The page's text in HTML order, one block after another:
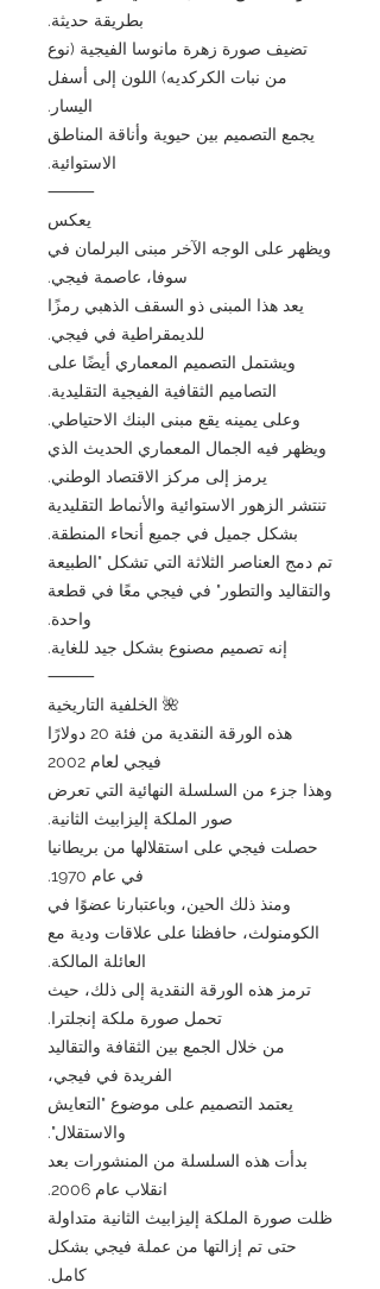
بطريقة حديثة.
تضيف صورة زهرة مانوسا الفيجية (نوع
من نبات الكركديه) اللون إلى أسفل
اليسار.
يجمع التصميم بين حيوية وأناقة المناطق
الاستوائية.
⸻
يعكس
ويظهر على الوجه الآخر مبنى البرلمان في
سوفا، عاصمة فيجي.
يعد هذا المبنى ذو السقف الذهبي رمزًا
للديمقراطية في فيجي.
ويشتمل التصميم المعماري أيضًا على
التصاميم الثقافية الفيجية التقليدية.
وعلى يمينه يقع مبنى البنك الاحتياطي.
ويظهر فيه الجمال المعماري الحديث الذي
يرمز إلى مركز الاقتصاد الوطني.
تنتشر الزهور الاستوائية والأنماط التقليدية
بشكل جميل في جميع أنحاء المنطقة.
تم دمج العناصر الثلاثة التي تشكل "الطبيعة
والتقاليد والتطور" في فيجي معًا في قطعة
واحدة.
إنه تصميم مصنوع بشكل جيد للغاية.
⸻
🌺 الخلفية التاريخية
هذه الورقة النقدية من فئة 20 دولارًا
فيجي لعام 2002
وهذا جزء من السلسلة النهائية التي تعرض
صور الملكة إليزابيث الثانية.
حصلت فيجي على استقلالها من بريطانيا
في عام 1970.
ومنذ ذلك الحين، وباعتبارنا عضوًا في
الكومنولث، حافظنا على علاقات ودية مع
العائلة المالكة.
ترمز هذه الورقة النقدية إلى ذلك، حيث
تحمل صورة ملكة إنجلترا.
من خلال الجمع بين الثقافة والتقاليد
الفريدة في فيجي،
يعتمد التصميم على موضوع "التعايش
والاستقلال".
بدأت هذه السلسلة من المنشورات بعد
انقلاب عام 2006.
ظلت صورة الملكة إليزابيث الثانية متداولة
حتى تم إزالتها من عملة فيجي بشكل
كامل.